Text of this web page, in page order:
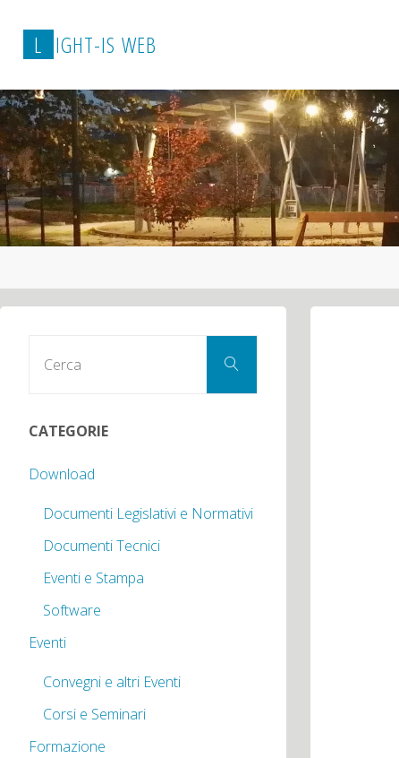
L IGHT-IS WEB
Cerca
CATEGORIE
Download
Documenti Legislativi e Normativi
Documenti Tecnici
Eventi e Stampa
Software
Eventi
Convegni e altri Eventi
Corsi e Seminari
Formazione